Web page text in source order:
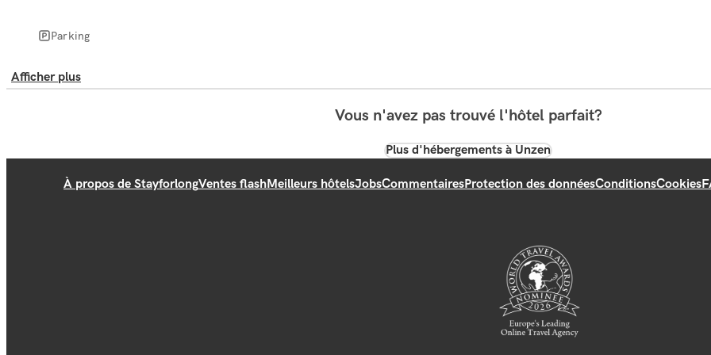
Parking
Afficher plus
Vous n'avez pas trouvé l'hôtel parfait?
Plus d'hébergements à Unzen
À propos de StayforlongVentes flashMeilleurs hôtelsJobsCommentairesProtection des donnéesConditionsCookies